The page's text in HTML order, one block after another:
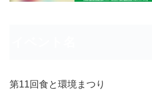
第11回食と環境まつり